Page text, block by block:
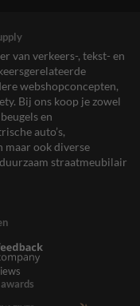
van verkeers-, tekst- en
webshopconcepten,
Bij ons koop je zowel
en
auto’s,
ook diverse
straatmeubilair